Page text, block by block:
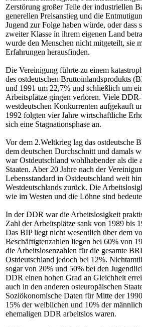
Zerstörung großer Teile der industriellen
generellen Preisanstieg und die
Jugend zur Folge haben würde, oder dass
zweiter Klasse in ihrem eigenen Land
wurde den Menschen nicht mitgeteilt, sie
Erfahrungen herausfinden.
Die Vereinigung führte zu einem
des ostdeutschen Bruttoinlandsprodukts
und 1991 um 22,7% und schließlich um
Arbeitsplätze gingen verloren. Viele
westdeutschen Konkurrenten aufgekauft
1992 folgten vier Jahre wirtschaftliche
sich eine Stagnationsphase an.
Vor dem 2.Weltkrieg lag das ostdeutsche
dem deutschen Durchschnitt und damals
war Ostdeutschland wohlhabender als die
Staaten. Aber 20 Jahre nach der
Lebensstandard in Ostdeutschland weit
Westdeutschlands zurück. Die
wie im Westen und die Löhne sind
In der DDR war die Arbeitslosigkeit
Zahl der Arbeitsplätze sank von 1989 bis
Das BIP liegt nicht wesentlich über dem
Beschäftigtenzahlen liegen bei 60% von
die Arbeitslosenzahlen für die gesamte
Ostdeutschland jedoch bei 12%.
sogar von 20% und 50% bei den
DDR einen hohen Grad an Gleichheit
auch in den anderen osteuropäischen
Soziökonomische Daten für Mitte der
15% der weiblichen und 10% der
ehemaligen DDR arbeitslos waren.